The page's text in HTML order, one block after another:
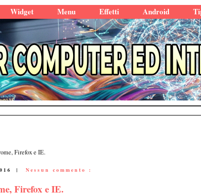
Widget Menu Effetti Android
Firefox e IE.
| Nessun commento :
Firefox e IE.